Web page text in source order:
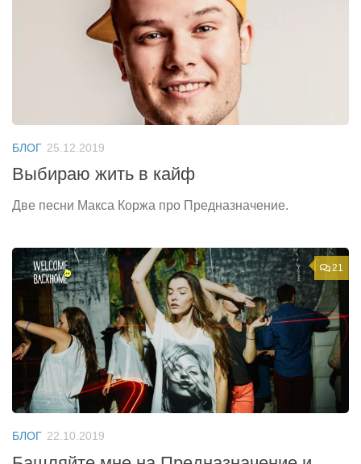
БЛОГ 25.12.2019
Выбираю жить в кайф
Две песни Макса Коржа про Предназначение.
21
БЛОГ 22.10.2019